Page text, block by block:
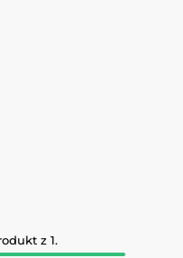
z 1.